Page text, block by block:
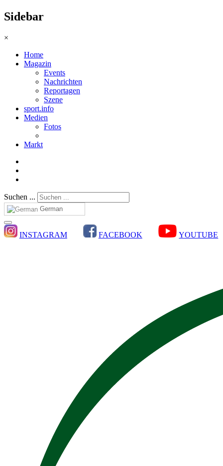
Sidebar
×
Home
Magazin
Events
Nachrichten
Reportagen
Szene
sport.info
Medien
Fotos
Markt
Suchen ...
German
INSTAGRAM FACEBOOK YOUTUBE